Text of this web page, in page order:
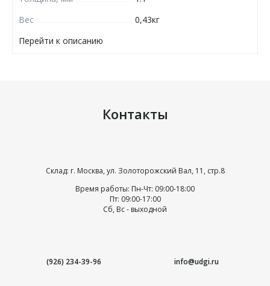
Вес
0,43кг
Перейти к описанию
Контакты
Склад: г. Москва, ул. Золоторожский Вал, 11, стр.8
Время работы: Пн-Чт: 09:00-18:00
Пт: 09:00-17:00
Сб, Вс - выходной
(926) 234-39-96 info@udgi.ru